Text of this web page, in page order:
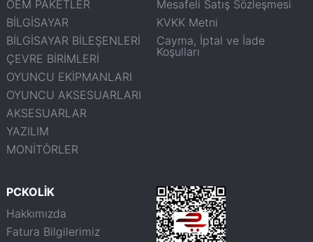
OEM PAKETLER
BİLGİSAYAR
BİLGİSAYAR BİLEŞENLERİ
ÇEVRE BİRİMLERİ
OYUNCU EKİPMANLARI
OYUNCU AKSESUARLARI
AKSESUARLAR
YAZILIM
MONİTÖRLER
Mesafeli Satış Sözleşmesi
KVKK Metni
Cayma, İptal ve İade
Koşulları
PCKOLİK
Hakkımızda
Fatura Bilgilerimiz